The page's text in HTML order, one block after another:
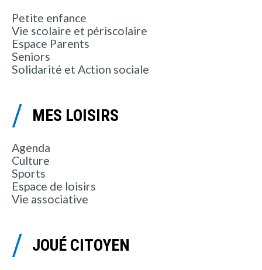
Petite enfance
Vie scolaire et périscolaire
Espace Parents
Seniors
Solidarité et Action sociale
MES LOISIRS
Agenda
Culture
Sports
Espace de loisirs
Vie associative
JOUÉ CITOYEN